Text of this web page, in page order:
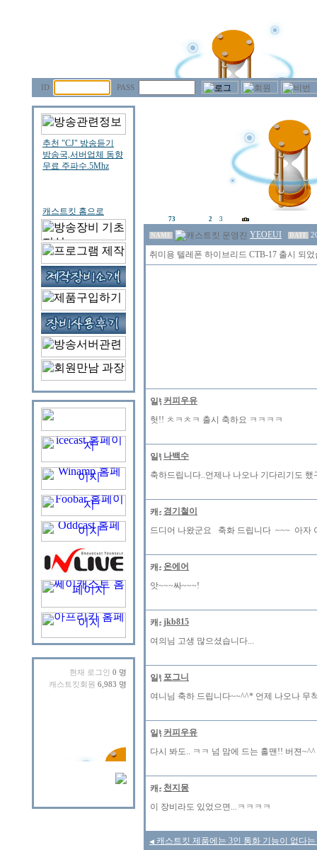
ID PASS
현재 로그인 0 명
캐스트킷회원 6,983 명
73 2 3
NAME YEOEUI DATE
취미용 텔레폰 하이브리드 CTB-17 출시 되
커피우유
헛!! ㅊㅋㅊㅋ 출시 축하요 ㅋㅋㅋㅋ
나백수
축하드립니다..언제나 나오나 기다리기도 했
경기철이
드디어 나왔군요 축화 드립니다 ~~~ 아
온에어
앗~~~싸~~~!
jkb815
여의님 고생 많으셨습니다...
포그니
여니님 축하 드립니다~~^^* 언제 나오나 무
커피우유
다시 봐도.. ㅋㅋ 넘 맘에 드는 홀맨!! 버젼
천지몽
이 장비라도 있었으면...ㅋㅋㅋㅋ
◀ 캐스트킷 제품에는 3인 통화 기능이 없다